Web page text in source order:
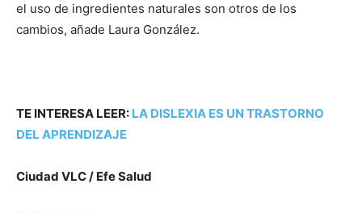
el uso de ingredientes naturales son otros de los
cambios, añade Laura González.
TE INTERESA LEER: LA DISLEXIA ES UN TRASTORNO
DEL APRENDIZAJE
Ciudad VLC / Efe Salud